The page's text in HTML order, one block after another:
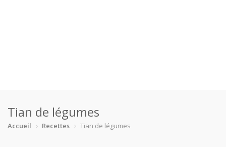
Catégories
Tian de légumes
Accueil Recettes Tian de légumes